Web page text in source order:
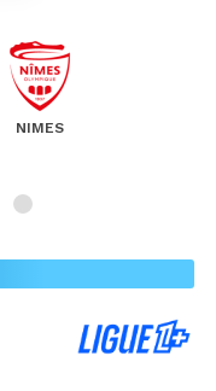
NIMES